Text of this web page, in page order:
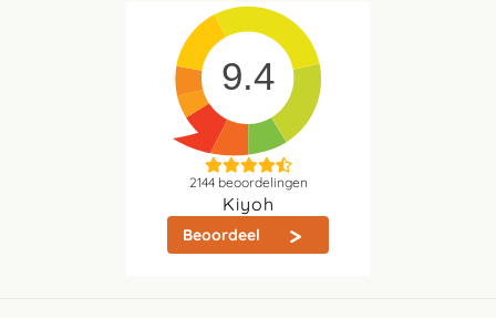
9.4
2144beoordelingen
Kiyoh
Beoordeel